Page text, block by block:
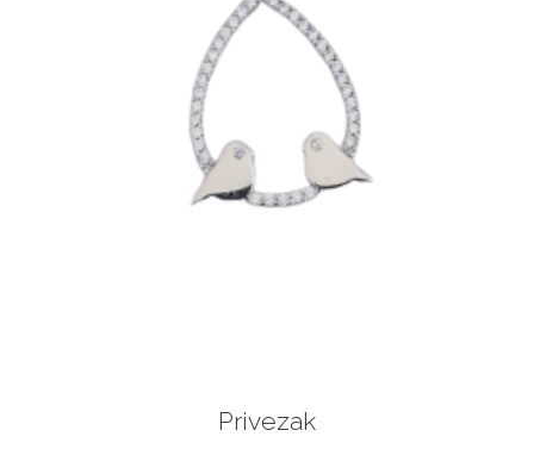
Privezak